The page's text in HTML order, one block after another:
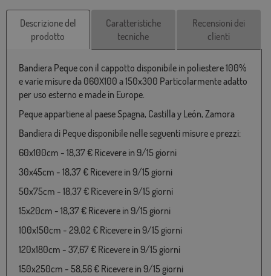
Descrizione del
prodotto
Caratteristiche
tecniche
Recensioni dei
clienti
Bandiera Peque con il cappotto disponibile in poliestere 100%
e varie misure da 060X100 a 150x300 Particolarmente adatto
per uso esterno e made in Europe.
Peque appartiene al paese Spagna, Castilla y León, Zamora
Bandiera di Peque disponibile nelle seguenti misure e prezzi:
60x100cm - 18,37 € Ricevere in 9/15 giorni
30x45cm - 18,37 € Ricevere in 9/15 giorni
50x75cm - 18,37 € Ricevere in 9/15 giorni
15x20cm - 18,37 € Ricevere in 9/15 giorni
100x150cm - 29,02 € Ricevere in 9/15 giorni
120x180cm - 37,67 € Ricevere in 9/15 giorni
150x250cm - 58,56 € Ricevere in 9/15 giorni